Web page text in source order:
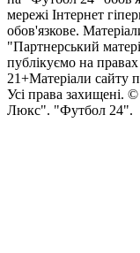
мережі Інтернет
обов'язкове.
"Партнерський
публікуємо на
21+Матеріали сайту
Усi права захищенi.
Люкс". "Футбол 24".